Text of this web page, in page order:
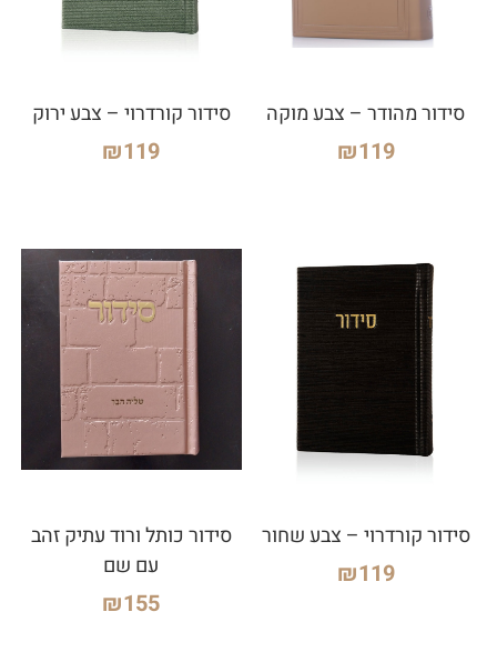
סידור מהודר – צבע מוקה
₪119
סידור קורדרוי – צבע ירוק
₪119
סידור קורדרוי – צבע שחור
₪119
סידור כותל ורוד עתיק זהב
עם שם
₪155